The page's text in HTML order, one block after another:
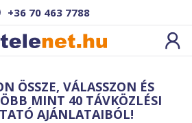
+36 70 463 7788
elérhető az Ön
címen!
ÖSSZE, VÁLASSZON ÉS
MINT 40 TÁVKÖZLÉSI
AJÁNLATAIBÓL!